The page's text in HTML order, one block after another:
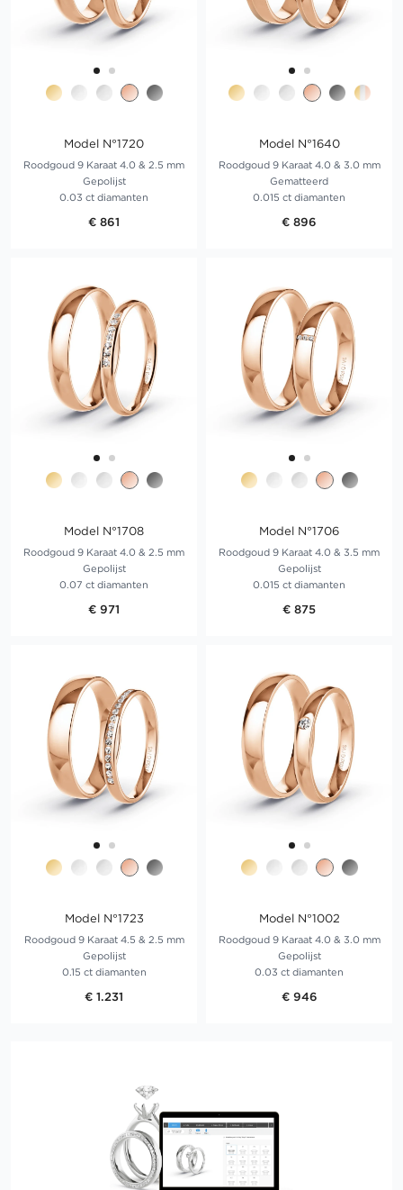
Model N°1720
Roodgoud 9 Karaat 4.0 & 2.5 mm
Gepolijst
0.03 ct diamanten
€ 861
Model N°1640
Roodgoud 9 Karaat 4.0 & 3.0 mm
Gematteerd
0.015 ct diamanten
€ 896
Model N°1708
Roodgoud 9 Karaat 4.0 & 2.5 mm
Gepolijst
0.07 ct diamanten
€ 971
Model N°1706
Roodgoud 9 Karaat 4.0 & 3.5 mm
Gepolijst
0.015 ct diamanten
€ 875
Model N°1723
Roodgoud 9 Karaat 4.5 & 2.5 mm
Gepolijst
0.15 ct diamanten
€ 1.231
Model N°1002
Roodgoud 9 Karaat 4.0 & 3.0 mm
Gepolijst
0.03 ct diamanten
€ 946